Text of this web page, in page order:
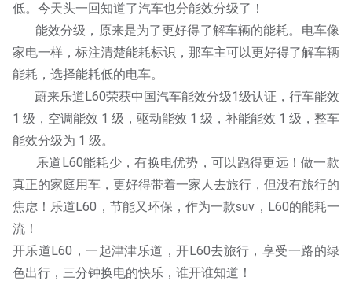
低。今天头一回知道了汽车也分能效分级了！
家电一样，标注清楚能耗标识，那车主可以更好得了解车辆
能耗，选择能耗低的电车。
1 级，空调能效 1 级，驱动能效 1 级，补能能效 1 级，整车
能效分级为 1 级。
真正的家庭用车，更好得带着一家人去旅行，但没有旅行的
焦虑！乐道L60，节能又环保，作为一款suv，L60的能耗一
流！
开乐道L60，一起津津乐道，开L60去旅行，享受一路的绿
色出行，三分钟换电的快乐，谁开谁知道！